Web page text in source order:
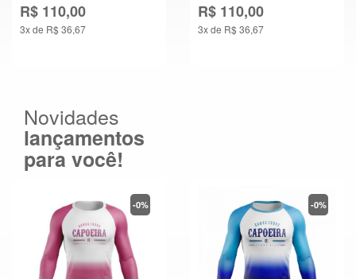
R$ 110,00
3x de R$ 36,67
R$ 110,00
3x de R$ 36,67
Novidades
lançamentos
para você!
-0% -0%